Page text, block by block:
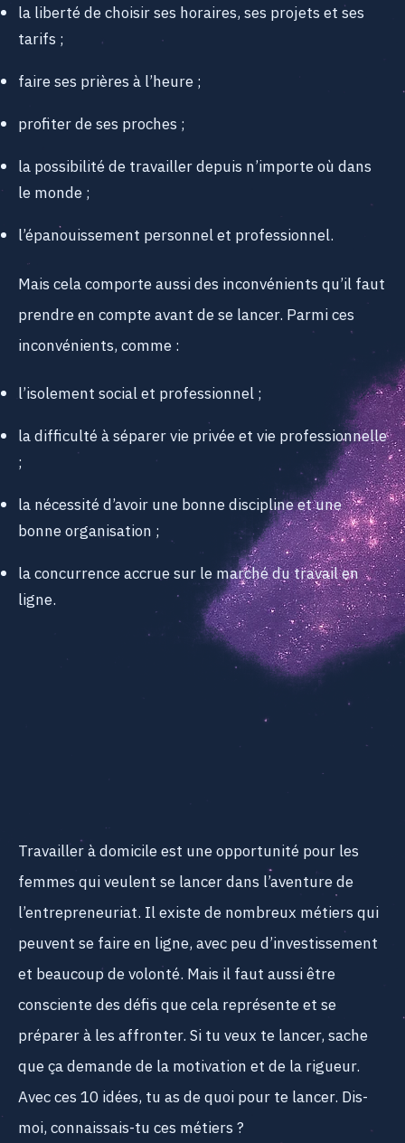
la liberté de choisir ses horaires, ses projets et ses
tarifs ;
faire ses prières à l’heure ;
profiter de ses proches ;
la possibilité de travailler depuis n’importe où dans
le monde ;
l’épanouissement personnel et professionnel.
Mais cela comporte aussi des inconvénients qu’il faut
prendre en compte avant de se lancer. Parmi ces
inconvénients, comme :
l’isolement social et professionnel ;
la difficulté à séparer vie privée et vie professionnelle
;
la nécessité d’avoir une bonne discipline et une
bonne organisation ;
la concurrence accrue sur le marché du travail en
ligne.
Travailler à domicile est une opportunité pour les
femmes qui veulent se lancer dans l’aventure de
l’entrepreneuriat. Il existe de nombreux métiers qui
peuvent se faire en ligne, avec peu d’investissement
et beaucoup de volonté. Mais il faut aussi être
consciente des défis que cela représente et se
préparer à les affronter. Si tu veux te lancer, sache
que ça demande de la motivation et de la rigueur.
Avec ces 10 idées, tu as de quoi pour te lancer. Dis-
moi, connaissais-tu ces métiers ?